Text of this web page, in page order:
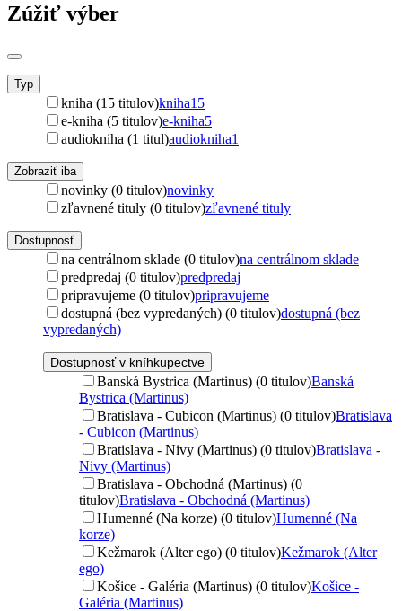
Zúžiť výber
Typ
kniha (15 titulov)kniha15
e-kniha (5 titulov)e-kniha5
audiokniha (1 titul)audiokniha1
Zobraziť iba
novinky (0 titulov)novinky
zľavnené tituly (0 titulov)zľavnené tituly
Dostupnosť
na centrálnom sklade (0 titulov)na centrálnom sklade
predpredaj (0 titulov)predpredaj
pripravujeme (0 titulov)pripravujeme
dostupná (bez vypredaných) (0 titulov)dostupná (bez
vypredaných)
Dostupnosť v kníhkupectve
Banská Bystrica (Martinus) (0 titulov)Banská
Bystrica (Martinus)
Bratislava - Cubicon (Martinus) (0 titulov)Bratislava
- Cubicon (Martinus)
Bratislava - Nivy (Martinus) (0 titulov)Bratislava -
Nivy (Martinus)
Bratislava - Obchodná (Martinus) (0
titulov)Bratislava - Obchodná (Martinus)
Humenné (Na korze) (0 titulov)Humenné (Na
korze)
Kežmarok (Alter ego) (0 titulov)Kežmarok (Alter
ego)
Košice - Galéria (Martinus) (0 titulov)Košice -
Galéria (Martinus)